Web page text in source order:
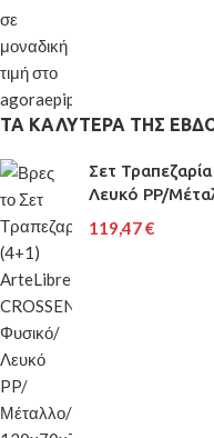
ΤΑ ΚΑΛΥΤΕΡΑ ΤΗΣ
Σετ
Λευκό PP/
119,47€